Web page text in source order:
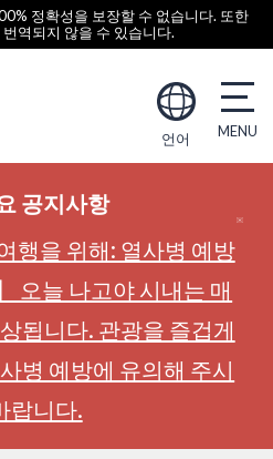
정확성을 보장할 수 없습니다. 또한
역되지 않을 수 있습니다.
언어
공지사항
행을 위해: 열사병 예방
오늘 나고야 시내는 매
됩니다. 관광을 즐겁게
병 예방에 유의해 주시
랍니다.